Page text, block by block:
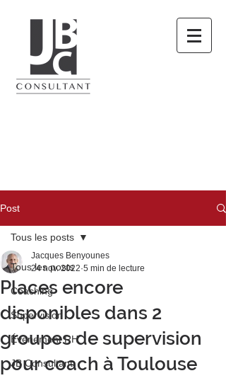
Post
Tous les posts
Coaching
Supervision
Événement RH
JB Consultant
Tous les posts
Places encore
disponibles dans 2
groupes de supervision
pour coach à Toulouse
Jacques Benyounes
24 nov. 2022 5 min de lecture